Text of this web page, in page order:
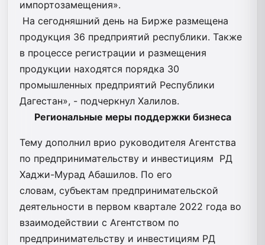
импортозамещения».
На сегодняшний день на Бирже размещена
продукция 36 предприятий республики. Также
в процессе регистрации и размещения
продукции находятся порядка 30
промышленных предприятий Республики
Дагестан», - подчеркнул Халилов.
Региональные меры поддержки бизнеса
Тему дополнил врио руководителя Агентства
по предпринимательству и инвестициям РД
Хаджи-Мурад Абашилов. По его
словам, субъектам предпринимательской
деятельности в первом квартале 2022 года во
взаимодействии с Агентством по
предпринимательству и инвестициям РД